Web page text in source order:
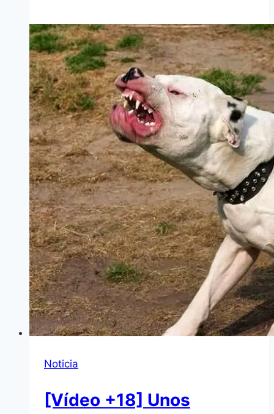
Noticia
[Vídeo +18] Unos